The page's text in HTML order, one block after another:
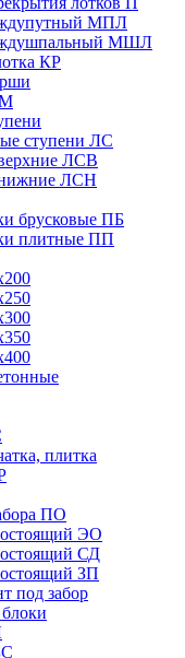
МПЛ
МШЛ
КР
ступени ЛС
ЛСВ
ЛСН
брусковые ПБ
плитные ПП
плитка
ПО
ЭО
СД
ЗП
под забор